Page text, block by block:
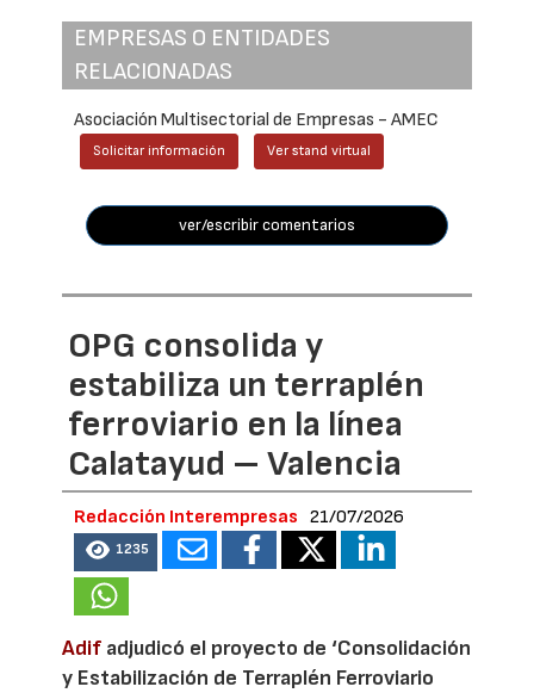
EMPRESAS O ENTIDADES
RELACIONADAS
Asociación Multisectorial de Empresas - AMEC
Solicitar información Ver stand virtual
ver/escribir comentarios
OPG consolida y
estabiliza un terraplén
ferroviario en la línea
Calatayud – Valencia
Redacción Interempresas 21/07/2026
1235
Adif adjudicó el proyecto de ‘Consolidación
y Estabilización de Terraplén Ferroviario